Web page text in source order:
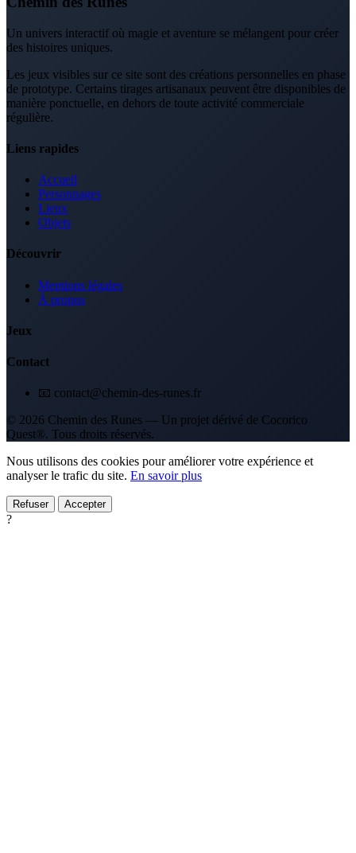
Un univers interactif où magie et aventure se mélangent pour créer
des histoires uniques.
Les jeux visibles sur ce site sont des créations personnelles en phase
de prototype. Certains tirages artisanaux peuvent être disponibles de
manière ponctuelle, en dehors de toute activité commerciale
régulière.
Liens rapides
Accueil
Personnages
Lieux
Objets
Découvrir
Mentions légales
À propos
Jeux
Contact
📧 contact@chemin-des-runes.fr
© 2026 Chemin des Runes — Un projet dérivé de Cocorico
Quest®. Tous droits réservés.
Nous utilisons des cookies pour améliorer votre expérience et
analyser le trafic du site. En savoir plus
Refuser Accepter
?